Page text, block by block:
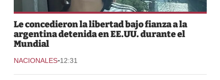
Le concedieron la libertad bajo fianza a la
argentina detenida en EE.UU. durante el
Mundial
NACIONALES-12:31